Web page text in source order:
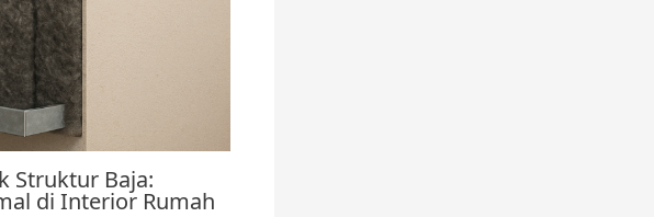
Struktur Baja:
di Interior Rumah